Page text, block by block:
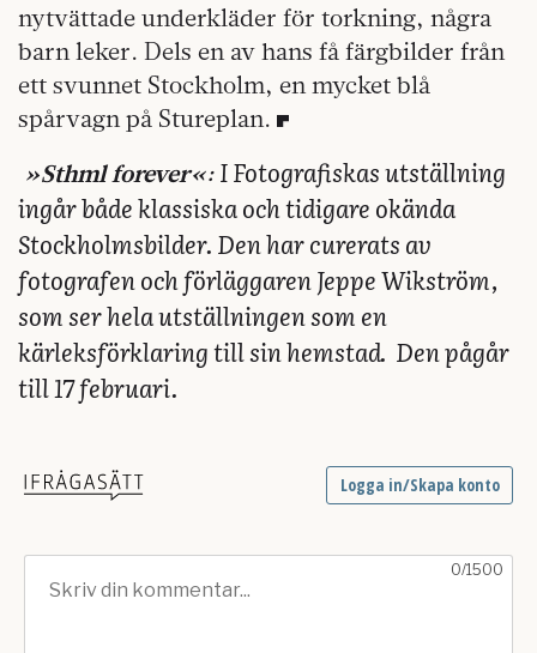
nytvättade underkläder för torkning, några
barn leker. Dels en av hans få färgbilder från
ett svunnet Stockholm, en mycket blå
spårvagn på Stureplan.
»Sthml forever«: I Fotografiskas utställning
ingår både klassiska och tidigare okända
Stockholmsbilder. Den har curerats av
fotografen och förläggaren Jeppe Wikström,
som ser hela utställningen som en
kärleksförklaring till sin hemstad. Den pågår
till 17 februari.